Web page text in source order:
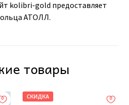
kolibri-gold предоставляет
АТОЛЛ.
товары
СКИДКА